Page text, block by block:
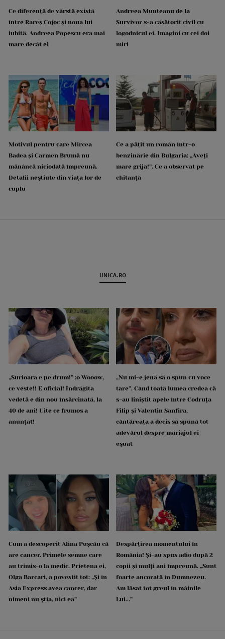
Ce diferență de vârstă există
între Rareș Cojoc și noua lui
iubită. Andreea Popescu era mai
mare decât el
Andreea Munteanu de la
Survivor s-a căsătorit civil cu
logodnicul ei. Imagini cu cei doi
miri
Motivul pentru care Mircea
Badea și Carmen Brumă nu
mănâncă niciodată împreună.
Detalii neștiute din viața lor de
cuplu
Ce a pățit un român într-o
benzinărie din Bulgaria: „Aveți
mare grijă!”. Ce a observat pe
chitanță
UNICA.RO
„Surioara e pe drum!” :o Wooow,
ce veste!! E oficial! Îndrăgita
vedetă e din nou însărcinată, la
40 de ani! Uite ce frumos a
anunțat!
„Nu mi-e jenă să o spun cu voce
tare”. Când toată lumea credea că
s-au liniștit apele între Codruța
Filip și Valentin Sanfira,
cântăreața a decis să spună tot
adevărul despre mariajul ei
eșuat
Cum a descoperit Alina Pușcău că
are cancer. Primele semne care
au trimis-o la medic. Prietena ei,
Olga Barcari, a povestit tot: „Și în
Asia Express avea cancer, dar
nimeni nu știa, nici ea”
Despărțirea momentului în
România! Și-au spus adio după 2
copii și mulți ani împreună. „Sunt
foarte ancorată în Dumnezeu.
Am lăsat tot greul în mâinile
Lui...”